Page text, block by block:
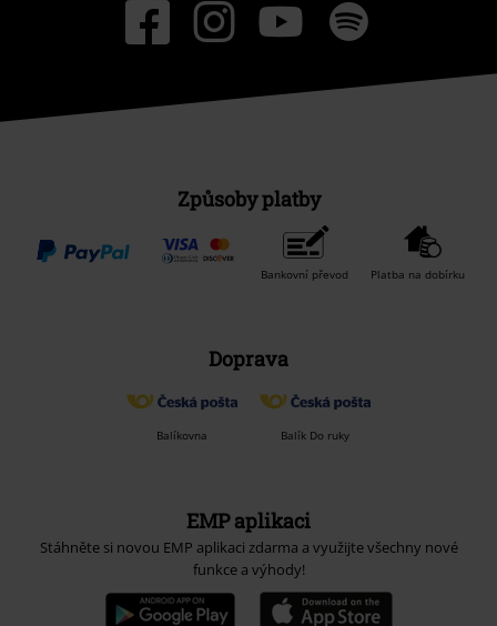
Způsoby platby
Bankovní převod Platba na dobírku
Doprava
Balíkovna Balík Do ruky
EMP aplikaci
Stáhněte si novou EMP aplikaci zdarma a využijte všechny nové
funkce a výhody!